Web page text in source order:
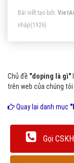
tới hệ thần kinh).
Bài viết tạo bởi:
nhập(1926)
Chủ đề "doping là gì"
trên web của chúng
Quay lại danh mục
Gọi CSKH